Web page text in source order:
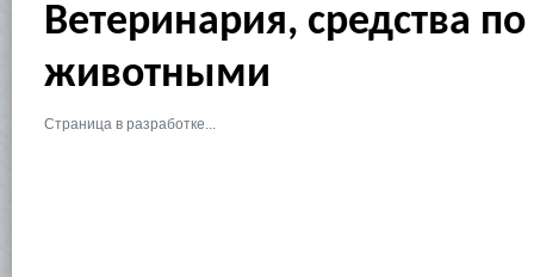
Ветеринария, средства по
животными
Страница в разработке...